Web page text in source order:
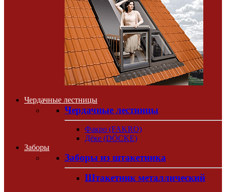
Чердачные лестницы
Чердачные лестницы
Факро (FAKRO)
Дёке (DÖCKE)
Заборы
Заборы из штакетника
Штакетник металлический